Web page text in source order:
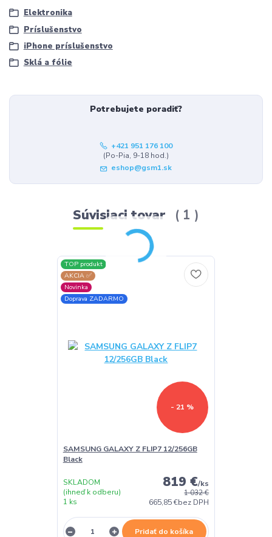
Elektronika
Príslušenstvo
iPhone príslušenstvo
Sklá a fólie
Potrebujete poradiť?
+421 951 176 100
(Po-Pia, 9-18 hod.)
eshop@gsm1.sk
Súvisiaci tovar 1
TOP produkt
AKCIA ✅
Novinka
Doprava ZADARMO
- 21 %
SAMSUNG GALAXY Z FLIP7 12/256GB
Black
1 032 €
819 €/ks
665,85 €bez DPH
SKLADOM
(ihneď k odberu)
1 ks
Pridať do košíka